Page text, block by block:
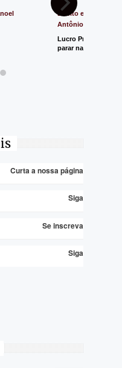
Direito e Justiça -
Antônio de Souza
Lucro Presumido
parar na Justiça
Curta a nossa página
Siga
Se inscreva
Siga